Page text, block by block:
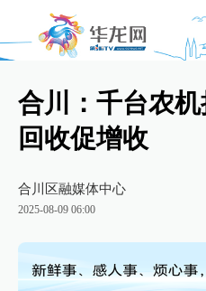
合川：千台农
回收促增收
合川区融媒体中心
2025-08-09 06:00